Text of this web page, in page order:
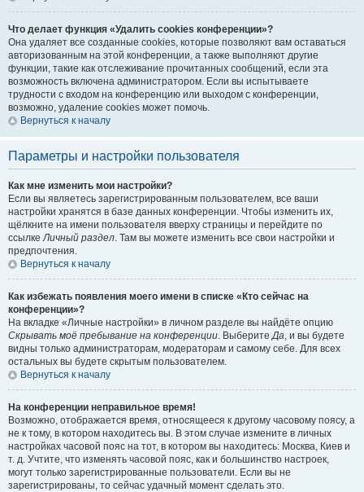
Что делает функция «Удалить cookies конференции»?
Она удаляет все созданные cookies, которые позволяют вам оставаться
авторизованным на этой конференции, а также выполняют другие
функции, такие как отслеживание прочитанных сообщений, если эта
возможность включена администратором. Если вы испытываете
трудности с входом на конференцию или выходом с конференции,
возможно, удаление cookies может помочь.
Вернуться к началу
Параметры и настройки пользователя
Как мне изменить мои настройки?
Если вы являетесь зарегистрированным пользователем, все ваши
настройки хранятся в базе данных конференции. Чтобы изменить их,
щёлкните на имени пользователя вверху страницы и перейдите по
ссылкеЛичный раздел. Там вы можете изменить все свои настройки и
предпочтения.
Вернуться к началу
Как избежать появления моего имени в списке «Кто сейчас на
конференции»?
На вкладке «Личные настройки» в личном разделе вы найдёте опцию
Скрывать моё пребывание на конференции. ВыберитеДа, и вы будете
видны только администраторам, модераторам и самому себе. Для всех
остальных вы будете скрытым пользователем.
Вернуться к началу
На конференции неправильное время!
Возможно, отображается время, относящееся к другому часовому поясу, а
не к тому, в котором находитесь вы. В этом случае измените в личных
настройках часовой пояс на тот, в котором вы находитесь: Москва, Киев и
т. д. Учтите, что изменять часовой пояс, как и большинство настроек,
могут только зарегистрированные пользователи. Если вы не
зарегистрированы, то сейчас удачный момент сделать это.